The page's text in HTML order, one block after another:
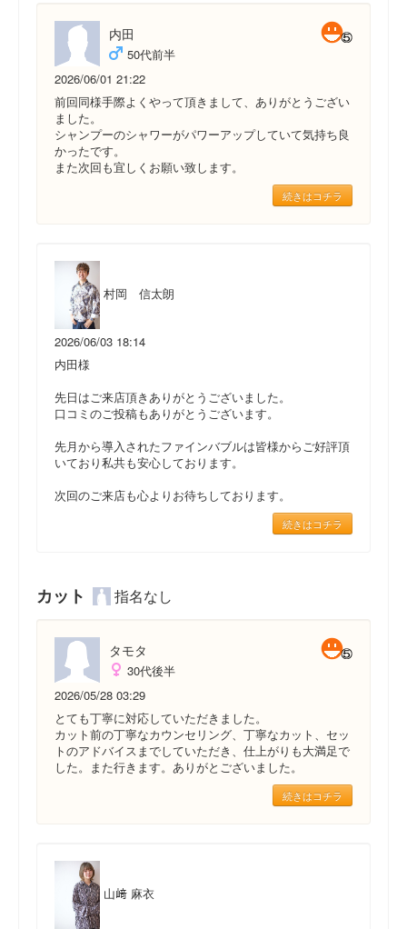
内田
50代前半
2026/06/01 21:22
前回同様手際よくやって頂きまして、ありがとうござい
ました。
シャンプーのシャワーがパワーアップしていて気持ち良
かったです。
また次回も宜しくお願い致します。
続きはコチラ
村岡 信太朗
2026/06/03 18:14
内田様
先日はご来店頂きありがとうございました。
口コミのご投稿もありがとうございます。
先月から導入されたファインバブルは皆様からご好評頂
いており私共も安心しております。
次回のご来店も心よりお待ちしております。
続きはコチラ
カット 指名なし
タモタ
30代後半
2026/05/28 03:29
とても丁寧に対応していただきました。
カット前の丁寧なカウンセリング、丁寧なカット、セッ
トのアドバイスまでしていただき、仕上がりも大満足で
した。また行きます。ありがとございました。
続きはコチラ
山﨑 麻衣